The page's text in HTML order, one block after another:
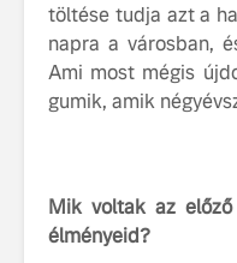
töltése tudja azt a
napra a városban,
Ami most mégis
gumik, amik
Mik voltak az
élményeid?